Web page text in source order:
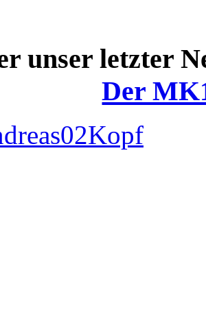
unser letzter
Der